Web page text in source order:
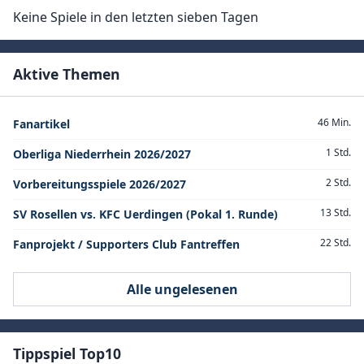
Keine Spiele in den letzten sieben Tagen
Aktive Themen
Fanartikel 46 Min.
Oberliga Niederrhein 2026/2027 1 Std.
Vorbereitungsspiele 2026/2027 2 Std.
SV Rosellen vs. KFC Uerdingen (Pokal 1. Runde) 13 Std.
Fanprojekt / Supporters Club Fantreffen 22 Std.
Alle ungelesenen
Tippspiel Top10